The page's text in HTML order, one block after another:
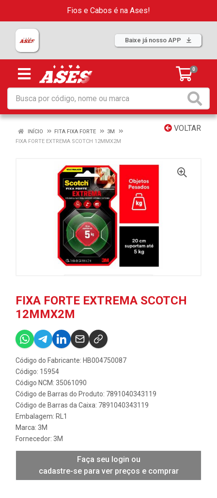
Fios e Cabos é na Ases!
Baixe já nosso APP
0
VOLTAR
INÍCIO FITA FIXA FORTE
3M
FIXA FORTE EXTREMA SCOTCH 12MMX2M
FIXA FORTE EXTREMA SCOTCH
12MMX2M
Código do Fabricante: HB004750087
Código: 15954
Código NCM: 35061090
Código de Barras do Produto: 7891040343119
Código de Barras da Caixa: 7891040343119
Embalagem: RL1
Marca: 3M
Fornecedor: 3M
Faça seu login ou
cadastre-se para ver preços e comprar